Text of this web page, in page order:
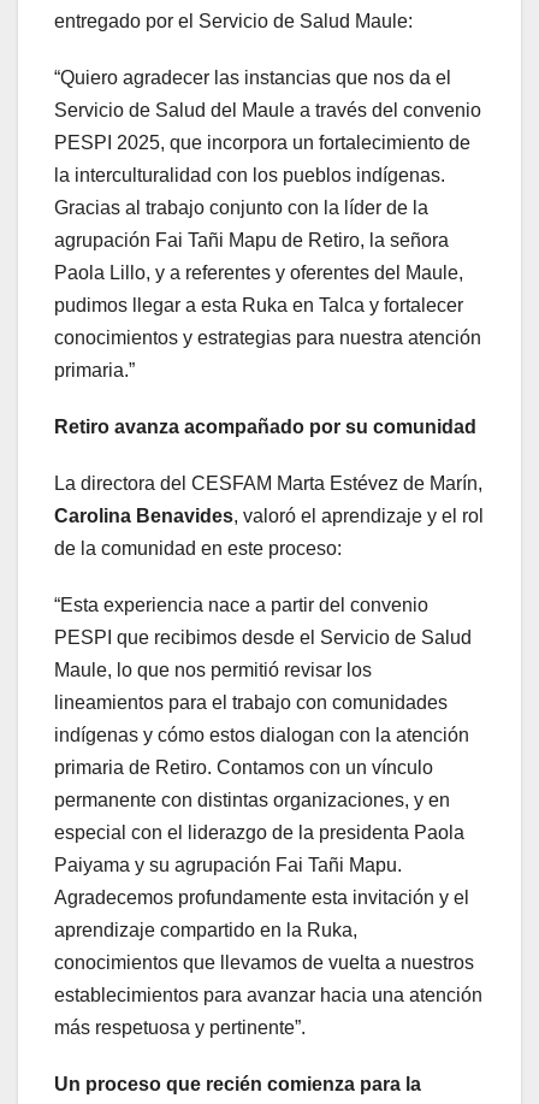
entregado por el Servicio de Salud Maule:
“Quiero agradecer las instancias que nos da el
Servicio de Salud del Maule a través del convenio
PESPI 2025, que incorpora un fortalecimiento de
la interculturalidad con los pueblos indígenas.
Gracias al trabajo conjunto con la líder de la
agrupación Fai Tañi Mapu de Retiro, la señora
Paola Lillo, y a referentes y oferentes del Maule,
pudimos llegar a esta Ruka en Talca y fortalecer
conocimientos y estrategias para nuestra atención
primaria.”
Retiro avanza acompañado por su comunidad
La directora del CESFAM Marta Estévez de Marín,
Carolina Benavides, valoró el aprendizaje y el rol
de la comunidad en este proceso:
“Esta experiencia nace a partir del convenio
PESPI que recibimos desde el Servicio de Salud
Maule, lo que nos permitió revisar los
lineamientos para el trabajo con comunidades
indígenas y cómo estos dialogan con la atención
primaria de Retiro. Contamos con un vínculo
permanente con distintas organizaciones, y en
especial con el liderazgo de la presidenta Paola
Paiyama y su agrupación Fai Tañi Mapu.
Agradecemos profundamente esta invitación y el
aprendizaje compartido en la Ruka,
conocimientos que llevamos de vuelta a nuestros
establecimientos para avanzar hacia una atención
más respetuosa y pertinente”.
Un proceso que recién comienza para la